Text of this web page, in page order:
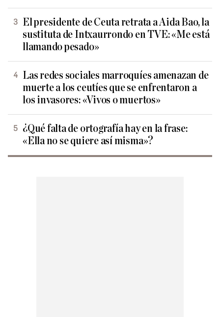
El presidente de Ceuta retrata a Aida Bao, la
sustituta de Intxaurrondo en TVE: «Me está
llamando pesado»
Las redes sociales marroquíes amenazan de
muerte a los ceutíes que se enfrentaron a
los invasores: «Vivos o muertos»
¿Qué falta de ortografía hay en la frase:
«Ella no se quiere así misma»?